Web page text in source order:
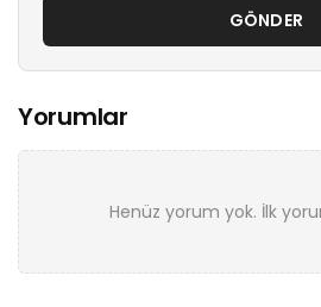
GÖNDER
Yorumlar
Henüz yorum yok. İlk